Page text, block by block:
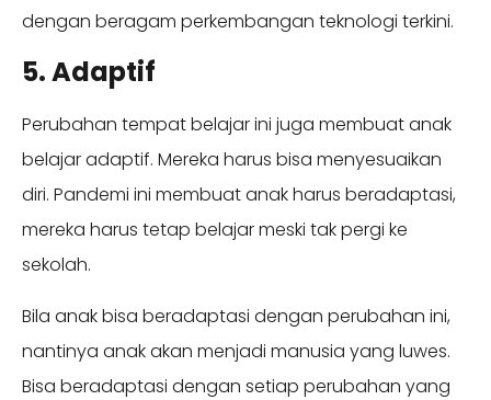
dengan beragam perkembangan teknologi terkini.
5. Adaptif
Perubahan tempat belajar ini juga membuat anak
belajar adaptif. Mereka harus bisa menyesuaikan
diri. Pandemi ini membuat anak harus beradaptasi,
mereka harus tetap belajar meski tak pergi ke
sekolah.
Bila anak bisa beradaptasi dengan perubahan ini,
nantinya anak akan menjadi manusia yang luwes.
Bisa beradaptasi dengan setiap perubahan yang